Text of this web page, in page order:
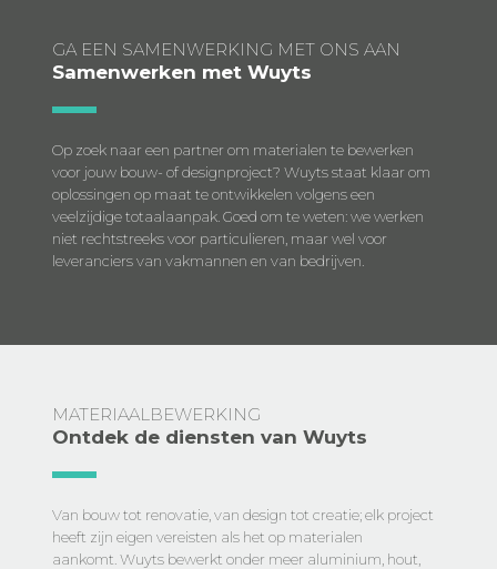
GA EEN SAMENWERKING MET ONS AAN
Samenwerken met Wuyts
Op zoek naar een partner om materialen te bewerken
voor jouw bouw- of designproject? Wuyts staat klaar om
oplossingen op maat te ontwikkelen volgens een
veelzijdige totaalaanpak. Goed om te weten: we werken
niet rechtstreeks voor particulieren, maar wel voor
leveranciers van vakmannen en van bedrijven.
MATERIAALBEWERKING
Ontdek de diensten van Wuyts
Van bouw tot renovatie, van design tot creatie; elk project
heeft zijn eigen vereisten als het op materialen
aankomt. Wuyts bewerkt onder meer aluminium, hout,